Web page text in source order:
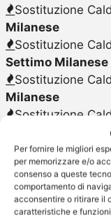
Per fornire le migliori
per memorizzare e/o
consenso a queste
comportamento di
acconsentire o ritirare il
caratteristiche e
Sostituzione
Milanese
Sostituzione
Settimo Milanese
Sostituzione
Milanese
Sostituzione
Sostituzione
Sostituzione
Milanese
Sostituzione
Milanese